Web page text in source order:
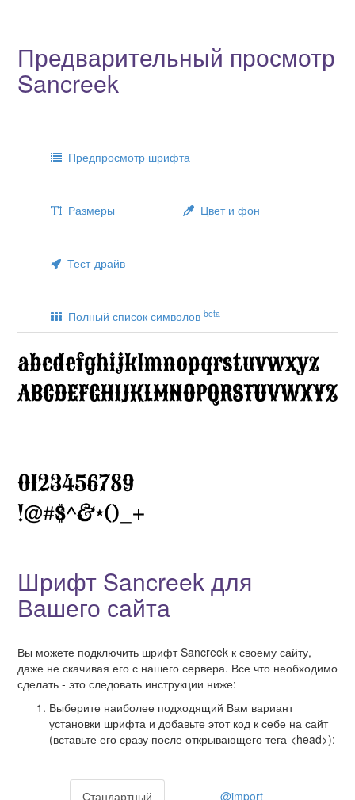
Предварительный просмотр
Sancreek
Предпросмотр шрифта
Размеры Цвет и фон
Тест-драйв
Полный список символов beta
Шрифт Sancreek для
Вашего сайта
Вы можете подключить шрифт Sancreek к своему сайту,
даже не скачивая его с нашего сервера. Все что необходимо
сделать - это следовать инструкции ниже:
Выберите наиболее подходящий Вам вариант
установки шрифта и добавьте этот код к себе на сайт
(вставьте его сразу после открывающего тега <head>):
Стандартный @import